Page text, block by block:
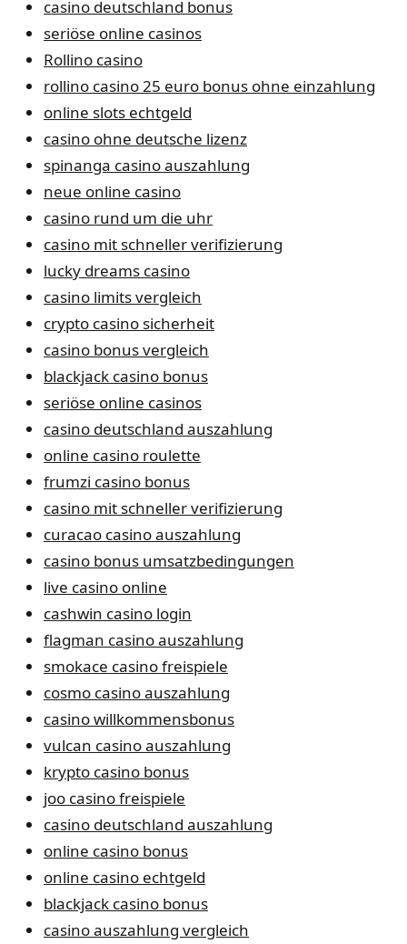
casino deutschland bonus
seriöse online casinos
Rollino casino
rollino casino 25 euro bonus ohne einzahlung
online slots echtgeld
casino ohne deutsche lizenz
spinanga casino auszahlung
neue online casino
casino rund um die uhr
casino mit schneller verifizierung
lucky dreams casino
casino limits vergleich
crypto casino sicherheit
casino bonus vergleich
blackjack casino bonus
seriöse online casinos
casino deutschland auszahlung
online casino roulette
frumzi casino bonus
casino mit schneller verifizierung
curacao casino auszahlung
casino bonus umsatzbedingungen
live casino online
cashwin casino login
flagman casino auszahlung
smokace casino freispiele
cosmo casino auszahlung
casino willkommensbonus
vulcan casino auszahlung
krypto casino bonus
joo casino freispiele
casino deutschland auszahlung
online casino bonus
online casino echtgeld
blackjack casino bonus
casino auszahlung vergleich